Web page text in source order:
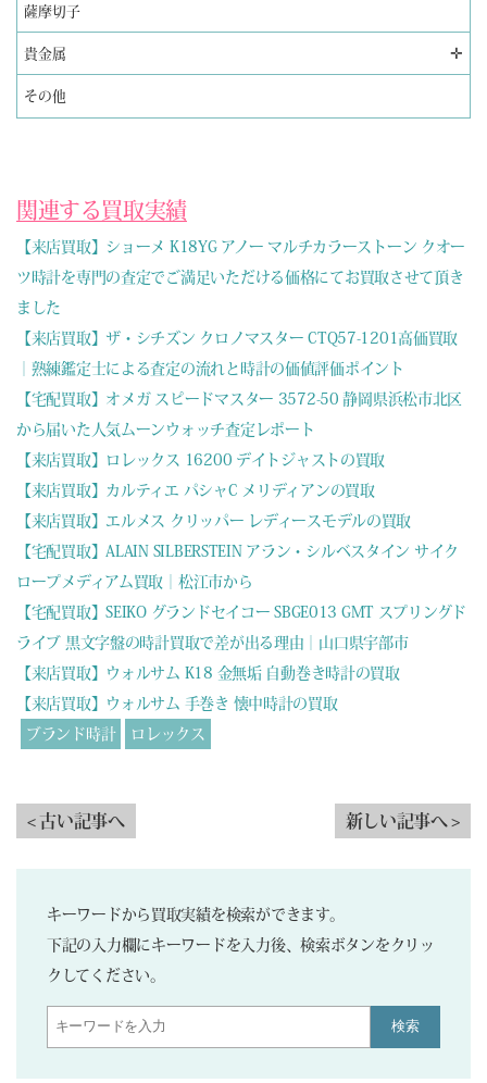
薩摩切子
貴金属 ✛
その他
関連する買取実績
【来店買取】ショーメ K18YG アノー マルチカラーストーン クオー
ツ時計を専門の査定でご満足いただける価格にてお買取させて頂き
ました
【来店買取】ザ・シチズン クロノマスター CTQ57-1201高価買取
｜熟練鑑定士による査定の流れと時計の価値評価ポイント
【宅配買取】オメガ スピードマスター 3572-50 静岡県浜松市北区
から届いた人気ムーンウォッチ査定レポート
【来店買取】ロレックス 16200 デイトジャストの買取
【来店買取】カルティエ パシャC メリディアンの買取
【来店買取】エルメス クリッパー レディースモデルの買取
【宅配買取】ALAIN SILBERSTEIN アラン・シルベスタイン サイク
ロープメディアム買取｜松江市から
【宅配買取】SEIKO グランドセイコー SBGE013 GMT スプリングド
ライブ 黒文字盤の時計買取で差が出る理由｜山口県宇部市
【来店買取】ウォルサム K18 金無垢 自動巻き時計の買取
【来店買取】ウォルサム 手巻き 懐中時計の買取
ブランド時計
ロレックス
< 古い記事へ 新しい記事へ >
キーワードから買取実績を検索ができます。
下記の入力欄にキーワードを入力後、検索ボタンをクリッ
クしてください。
検索